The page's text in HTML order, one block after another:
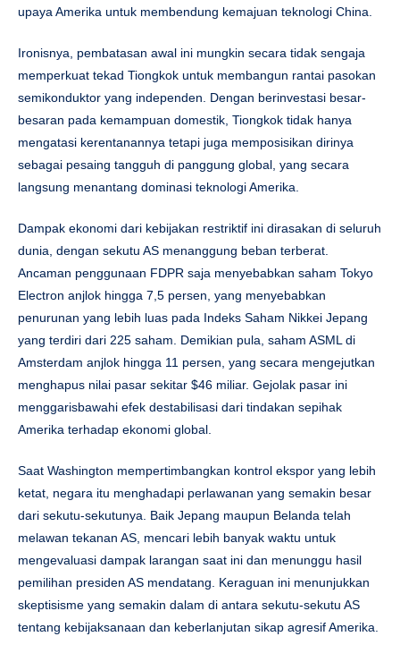
upaya Amerika untuk membendung kemajuan teknologi China.
Ironisnya, pembatasan awal ini mungkin secara tidak sengaja
memperkuat tekad Tiongkok untuk membangun rantai pasokan
semikonduktor yang independen. Dengan berinvestasi besar-
besaran pada kemampuan domestik, Tiongkok tidak hanya
mengatasi kerentanannya tetapi juga memposisikan dirinya
sebagai pesaing tangguh di panggung global, yang secara
langsung menantang dominasi teknologi Amerika.
Dampak ekonomi dari kebijakan restriktif ini dirasakan di seluruh
dunia, dengan sekutu AS menanggung beban terberat.
Ancaman penggunaan FDPR saja menyebabkan saham Tokyo
Electron anjlok hingga 7,5 persen, yang menyebabkan
penurunan yang lebih luas pada Indeks Saham Nikkei Jepang
yang terdiri dari 225 saham. Demikian pula, saham ASML di
Amsterdam anjlok hingga 11 persen, yang secara mengejutkan
menghapus nilai pasar sekitar $46 miliar. Gejolak pasar ini
menggarisbawahi efek destabilisasi dari tindakan sepihak
Amerika terhadap ekonomi global.
Saat Washington mempertimbangkan kontrol ekspor yang lebih
ketat, negara itu menghadapi perlawanan yang semakin besar
dari sekutu-sekutunya. Baik Jepang maupun Belanda telah
melawan tekanan AS, mencari lebih banyak waktu untuk
mengevaluasi dampak larangan saat ini dan menunggu hasil
pemilihan presiden AS mendatang. Keraguan ini menunjukkan
skeptisisme yang semakin dalam di antara sekutu-sekutu AS
tentang kebijaksanaan dan keberlanjutan sikap agresif Amerika.